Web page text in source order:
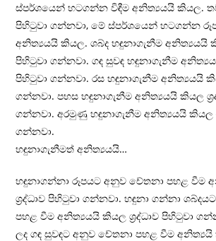
ස්පර්ශයෙන් හටගන්න විඳීම අනිත්‍යයයි කියල.
පිහිටුවා ගන්නවා, මේ ස්පර්ශයෙන් හටගන්න
අනිත්‍යයයි කියල. ශබ්ද හඳුනාගැනීම අනිත්‍යයයි
පිහිටුවා ගන්නවා. ගඳ සුවඳ හඳුනාගැනීම
පිහිටුවා ගන්නවා. රස හඳුනාගැනීම අනිත්‍යයයි
ගන්නවා. පහස හඳුනාගැනීම අනිත්‍යයයි කියල
ගන්නවා. අරමුණු හඳුනාගැනීම අනිත්‍යයයි කියල
ගන්නවා.
හඳුනාගැනීමත් අනිත්‍යයයි…
හඳුනාගන්නා රූපයට අනුව චේතනා පහළ වීම
ශ‍්‍රද්ධාව පිහිටුවා ගන්නවා. හඳුනා ගන්නා
පහළ වීම අනිත්‍යයයි කියල ශ‍්‍රද්ධාව පිහිටුවා
ලද ගඳ සුවඳට අනුව චේතනා පහළ වීම අනිත්‍යයි